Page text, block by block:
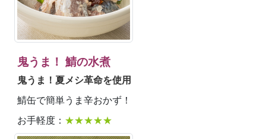
鬼うま！ 鯖の水煮
鬼うま！夏メシ革命を使用
鯖缶で簡単うま辛おかず！
お手軽度： ★★★★★